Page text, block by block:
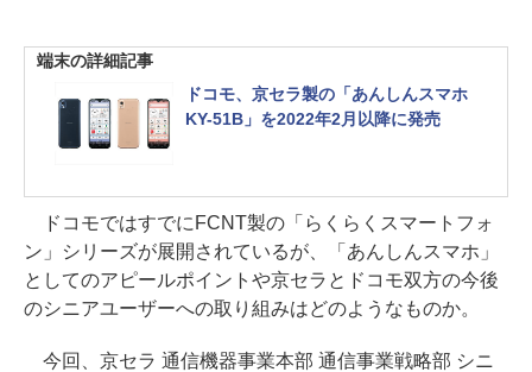
端末の詳細記事
ドコモ、京セラ製の「あんしんスマホ
KY-51B」を2022年2月以降に発売
ドコモではすでにFCNT製の「らくらくスマートフォ
ン」シリーズが展開されているが、「あんしんスマホ」
としてのアピールポイントや京セラとドコモ双方の今後
のシニアユーザーへの取り組みはどのようなものか。
今回、京セラ 通信機器事業本部 通信事業戦略部 シニ